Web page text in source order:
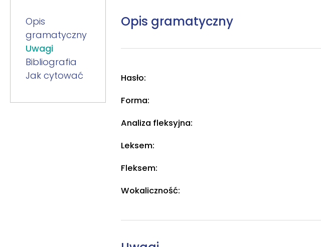
Opis
gramatyczny
Uwagi
Bibliografia
Jak cytować
Opis gramatyczny
Hasło:
Forma:
Analiza fleksyjna:
Leksem:
Fleksem:
Wokaliczność: